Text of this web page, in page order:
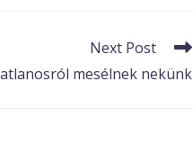
Next Post
mesélnek nekünk